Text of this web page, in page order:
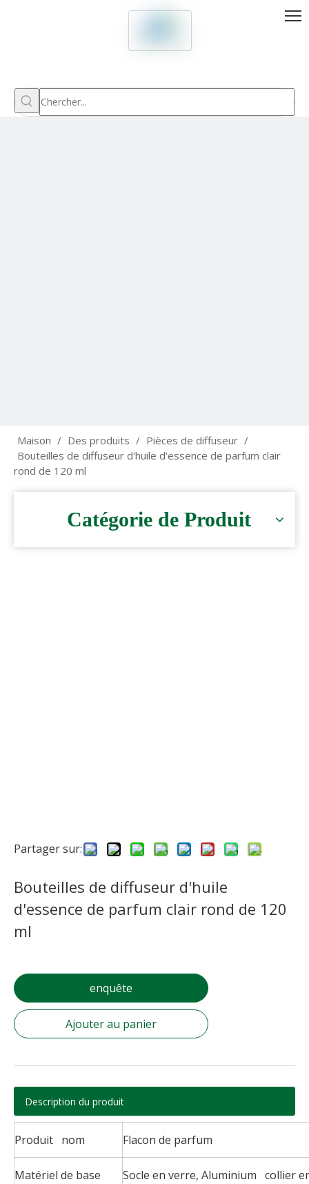
Maison / Des produits / Pièces de diffuseur /
Bouteilles de diffuseur d'huile d'essence de parfum clair
rond de 120 ml
Catégorie de Produit
Partager sur:
Bouteilles de diffuseur d'huile
d'essence de parfum clair rond de 120
ml
enquête
Ajouter au panier
Description du produit
Produit nom Flacon de parfum
Matériel de base Socle en verre, Aluminium collier